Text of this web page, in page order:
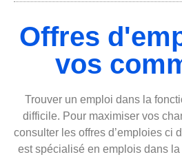
Offres
vos
Trouver un emploi dans la
difficile. Pour maximiser vos
consulter les offres d’emploies ci
est spécialisé en emplois dans